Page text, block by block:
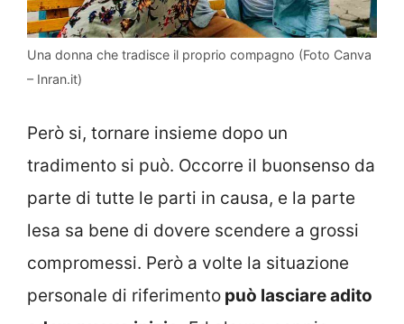
Una donna che tradisce il proprio compagno (Foto Canva
– Inran.it)
Però si, tornare insieme dopo un
tradimento si può. Occorre il buonsenso da
parte di tutte le parti in causa, e la parte
lesa sa bene di dovere scendere a grossi
compromessi. Però a volte la situazione
personale di riferimento può lasciare adito